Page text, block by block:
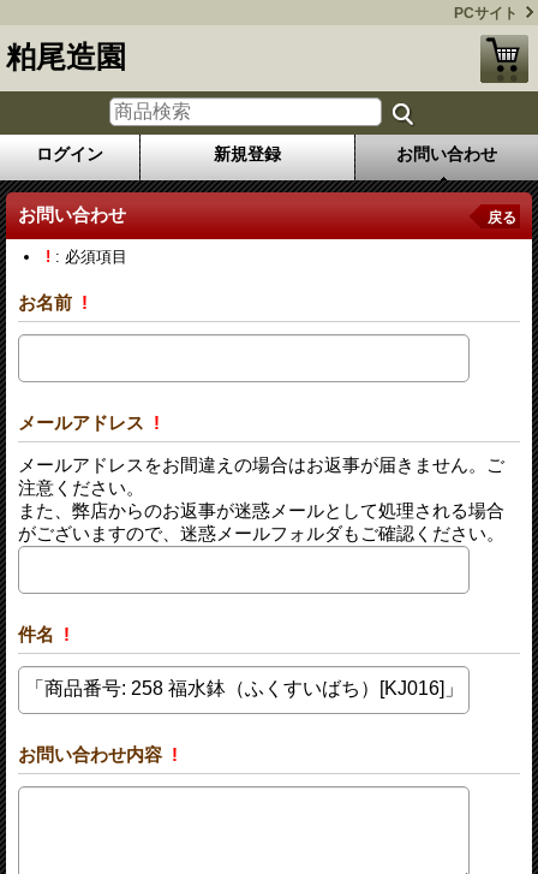
PCサイト
粕尾造園
ログイン 新規登録 お問い合わせ
お問い合わせ 戻る
! : 必須項目
お名前 !
メールアドレス !
メールアドレスをお間違えの場合はお返事が届きません。ご
注意ください。
また、弊店からのお返事が迷惑メールとして処理される場合
がございますので、迷惑メールフォルダもご確認ください。
件名 !
お問い合わせ内容 !